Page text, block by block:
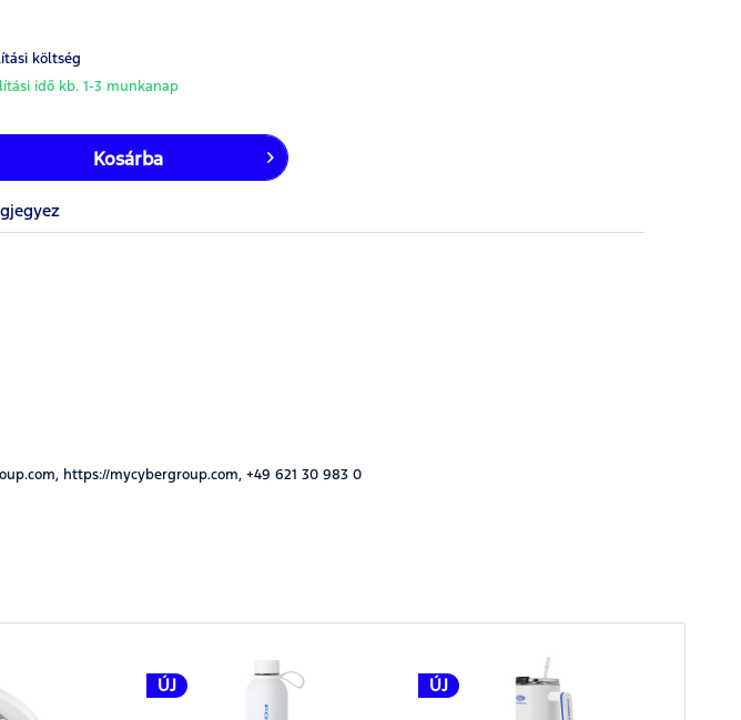
költség
idő kb. 1-3 munkanap
Kosárba
https://mycybergroup.com, +49 621 30 983 0
ÚJ ÚJ